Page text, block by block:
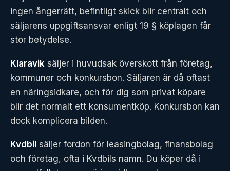
ingen ångerrätt, befintligt skick blir centralt och
säljarens uppgiftsansvar enligt 19 § köplagen får
stor betydelse.
Klaravik säljer i huvudsak överskott från företag,
kommuner och konkursbon. Säljaren är då oftast
en näringsidkare, och för dig som privat köpare
blir det normalt ett konsumentköp. Konkursbon kan
dock komplicera bilden.
Kvdbil säljer fordon för leasingbolag, finansbolag
och företag, ofta i Kvdbils namn. Du köper då i